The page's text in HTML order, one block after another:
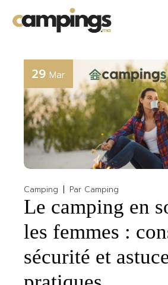
the
content
29 Mar
Camping Par Camping
Le camping en
les femmes :
sécurité et